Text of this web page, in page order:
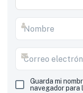
Guarda mi
navegador para